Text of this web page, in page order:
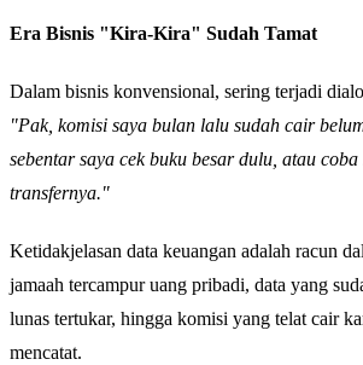
Era Bisnis "Kira-Kira" Sudah Tamat
Dalam bisnis konvensional, sering terjadi
"Pak, komisi saya bulan lalu sudah cair
sebentar saya cek buku besar dulu, atau
transfernya."
Ketidakjelasan data keuangan adalah racun
jamaah tercampur uang pribadi, data yang
lunas tertukar, hingga komisi yang telat cair
mencatat.